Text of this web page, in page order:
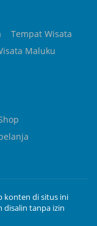
Tempat Wisata
Maluku
konten di situs ini
disalin tanpa izin